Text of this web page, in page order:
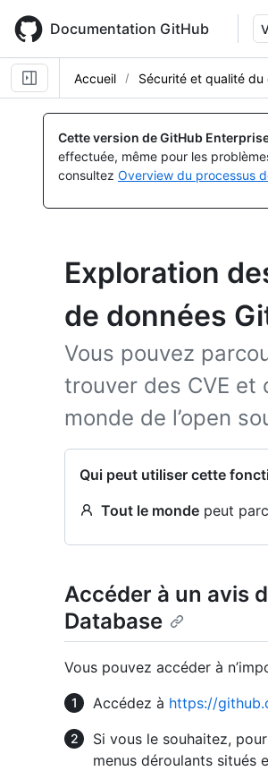
main
content
Documentation GitHub
Accueil Sécurité et qualité du
Cette version de GitHub
effectuée, même pour les
consultez Overview du processus
Exploration
de données
Vous pouvez
trouver des CVE
monde de l’open
Qui peut utiliser cette
Tout le monde peut
Accéder à un avis
Database
Vous pouvez accéder à
Accédez à https://
Si vous le souhaitez,
menus déroulants situés